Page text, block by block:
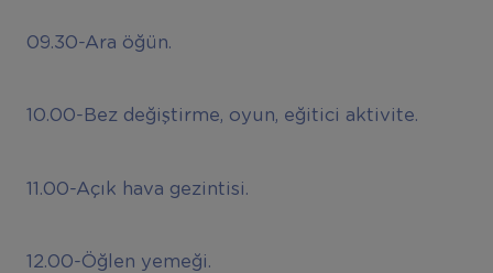
09.30-Ara öğün.
10.00-Bez değiştirme, oyun, eğitici aktivite.
11.00-Açık hava gezintisi.
12.00-Öğlen yemeği.